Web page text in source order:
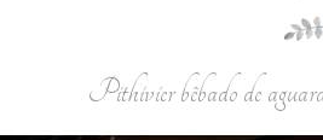
Pithivier bêbado de